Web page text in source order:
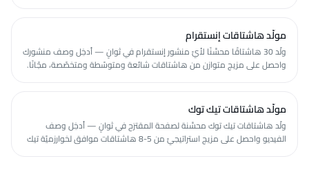
مولّد هاشتاقات إنستقرام
ولّد 30 هاشتاقًا محسَّنًا لأيّ منشور إنستقرام في ثوانٍ — أدخِل وصف منشورك
واحصل على مزيج متوازن من هاشتاقات شائعة ومتوسّطة ومتخصّصة، مجّانًا.
مولّد هاشتاقات تيك توك
ولّد هاشتاقات تيك توك محسَّنة لصفحة المقترَح في ثوانٍ — أدخِل وصف
الفيديو واحصل على مزيج استراتيجيّ من 5-8 هاشتاقات موافق لخوارزميّة تيك